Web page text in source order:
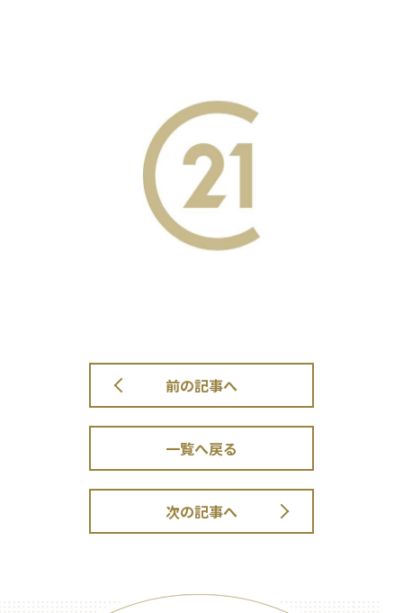
前の記事へ
一覧へ戻る
次の記事へ